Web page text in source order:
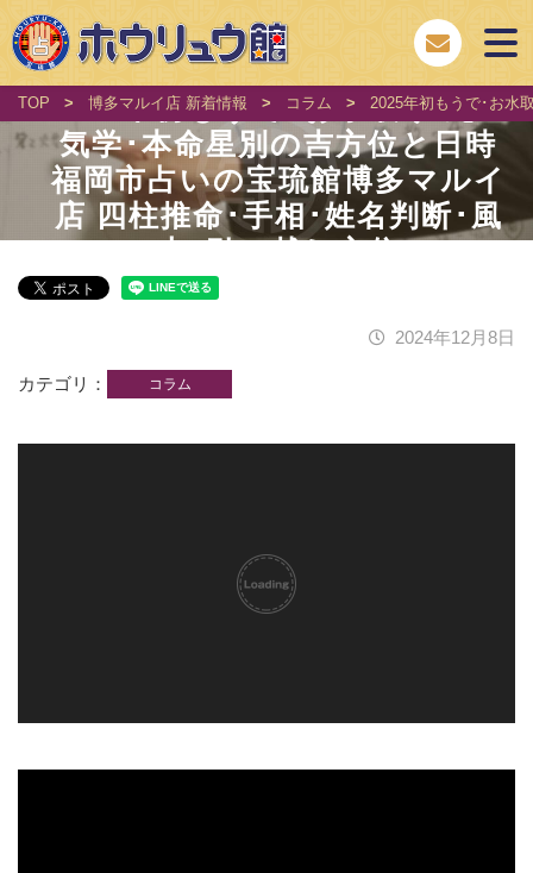
TOP > 博多マルイ店 新着情報 > コラム > 2025年初もうで･お水
2025年初もうで･お水取り 九星
気学･本命星別の吉方位と日時
福岡市占いの宝琉館博多マルイ
店 四柱推命･手相･姓名判断･風
2024年12月8日
カテゴリ コラム